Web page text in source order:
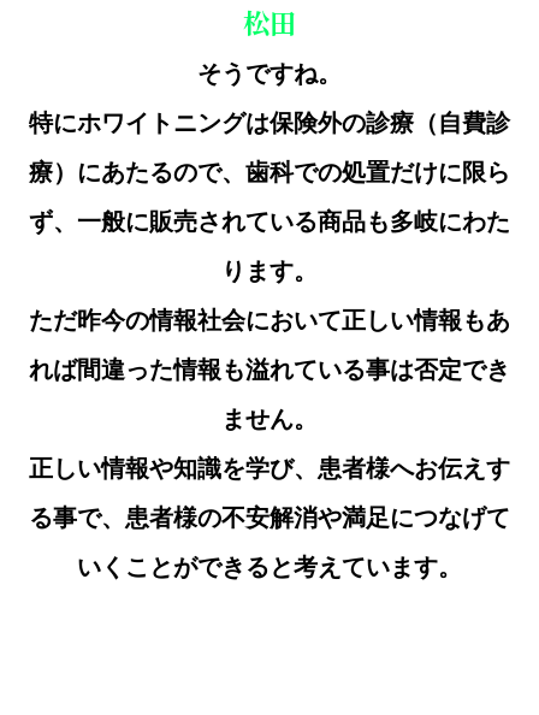
松田
そうですね。
特にホワイトニングは保険外の診療（自費診
療）にあたるので、歯科での処置だけに限ら
ず、一般に販売されている商品も多岐にわた
ります。
ただ昨今の情報社会において正しい情報もあ
れば間違った情報も溢れている事は否定でき
ません。
正しい情報や知識を学び、患者様へお伝えす
る事で、患者様の不安解消や満足につなげて
いくことができると考えています。